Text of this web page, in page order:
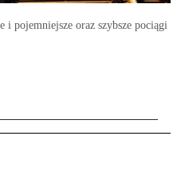
pojemniejsze oraz szybsze pociągi